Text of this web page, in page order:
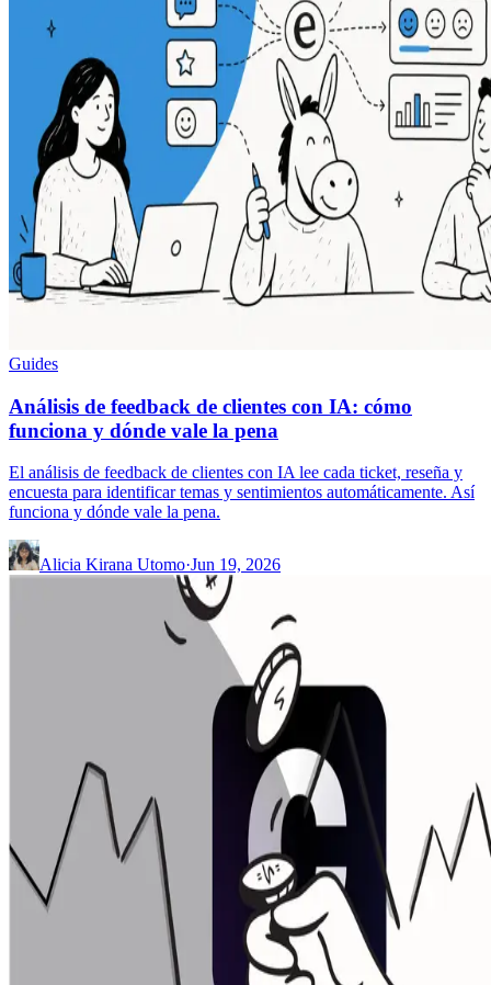
Guides
Análisis de feedback de clientes con IA: cómo
funciona y dónde vale la pena
El análisis de feedback de clientes con IA lee cada ticket, reseña y
encuesta para identificar temas y sentimientos automáticamente. Así
funciona y dónde vale la pena.
Alicia Kirana Utomo·Jun 19, 2026